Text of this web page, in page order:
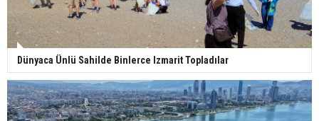
Dünyaca Ünlü Sahilde Binlerce Izmarit Topladılar